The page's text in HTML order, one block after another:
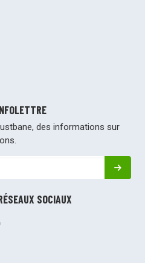
des informations sur
SOCIAUX